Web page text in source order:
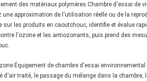
des matériaux polymères.Chambre d'essai de
approximation de l'utilisation réelle ou de la
sur les produits en caoutchouc, identifie et évalue
l'ozone et les antiozonants, puis prend des
Équipement de chambre d'essai
traité, le passage du mélange dans la chambre,